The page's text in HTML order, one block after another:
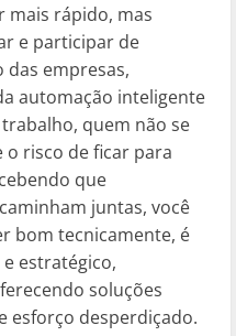
mais rápido, mas
e participar de
das empresas,
automação inteligente
quem não se
risco de ficar para
que
juntas, você
bom tecnicamente, é
estratégico,
soluções
esforço desperdiçado.